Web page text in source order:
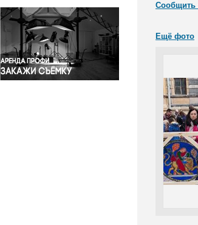
Светская жизнь
Спорт
Экология
Экономика и бизнес
Сообщить
Ещё фото